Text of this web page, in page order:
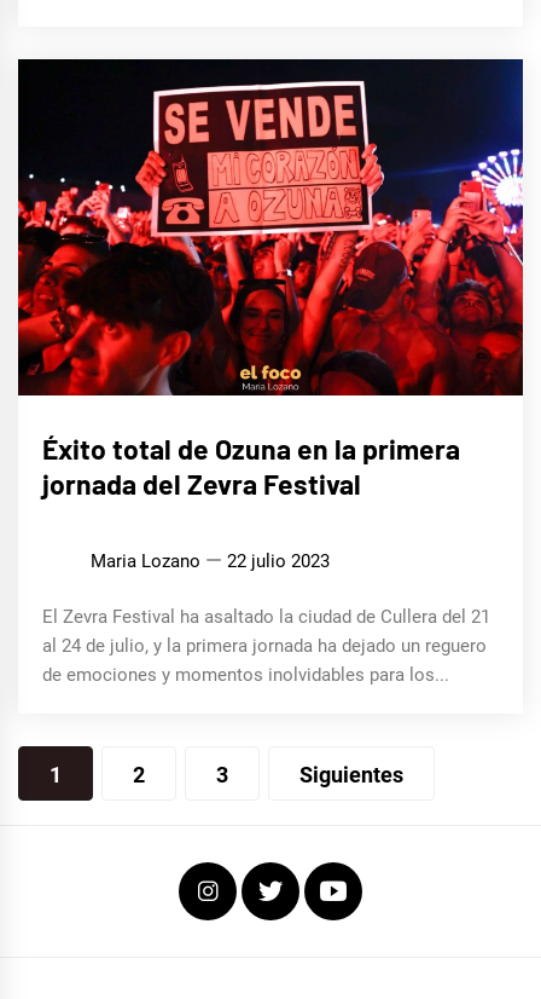
Éxito total de Ozuna en la primera
jornada del Zevra Festival
Maria Lozano 22 julio 2023
El Zevra Festival ha asaltado la ciudad de Cullera del 21
al 24 de julio, y la primera jornada ha dejado un reguero
de emociones y momentos inolvidables para los...
Navegación
de
1 2 3 Siguientes
InstagramTwitterYoutube